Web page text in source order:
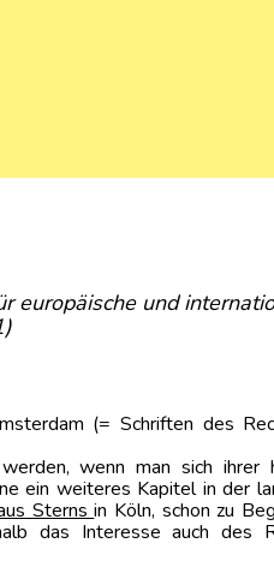
europäische und
(= Schriften des
wenn man sich ihrer
ein weiteres Kapitel in der
Sternsin Köln, schon zu
das Interesse auch des